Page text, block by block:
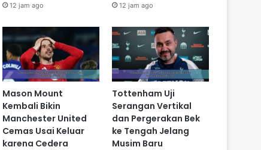
12 jam ago 12 jam ago
Mason Mount
Kembali Bikin
Manchester United
Cemas Usai Keluar
karena Cedera
Tottenham Uji
Serangan Vertikal
dan Pergerakan Bek
ke Tengah Jelang
Musim Baru